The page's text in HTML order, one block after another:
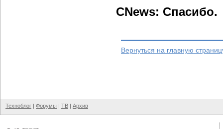
CNews: Спасибо.
Вернуться на главную
Техноблог | Форумы | ТВ | Архив